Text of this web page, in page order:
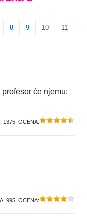
8 9 10 11
će njemu:
1375 , OCENA:
995 , OCENA: